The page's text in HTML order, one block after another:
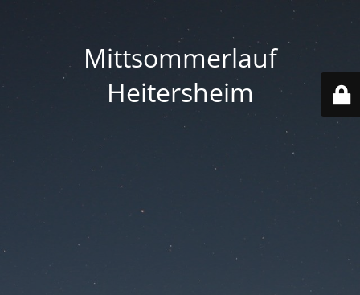
Mittsommerlauf
Heitersheim